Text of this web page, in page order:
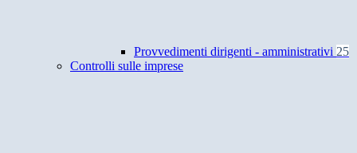
Provvedimenti dirigenti - amministrativi 25
Controlli sulle imprese